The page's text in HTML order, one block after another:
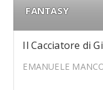
FANTASY
Il Cacciatore di
EMANUELE